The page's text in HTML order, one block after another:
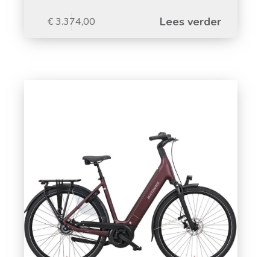
€3.374,00 Lees verder